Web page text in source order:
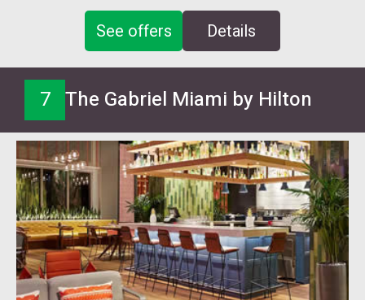
See offers Details
7 The Gabriel Miami by Hilton